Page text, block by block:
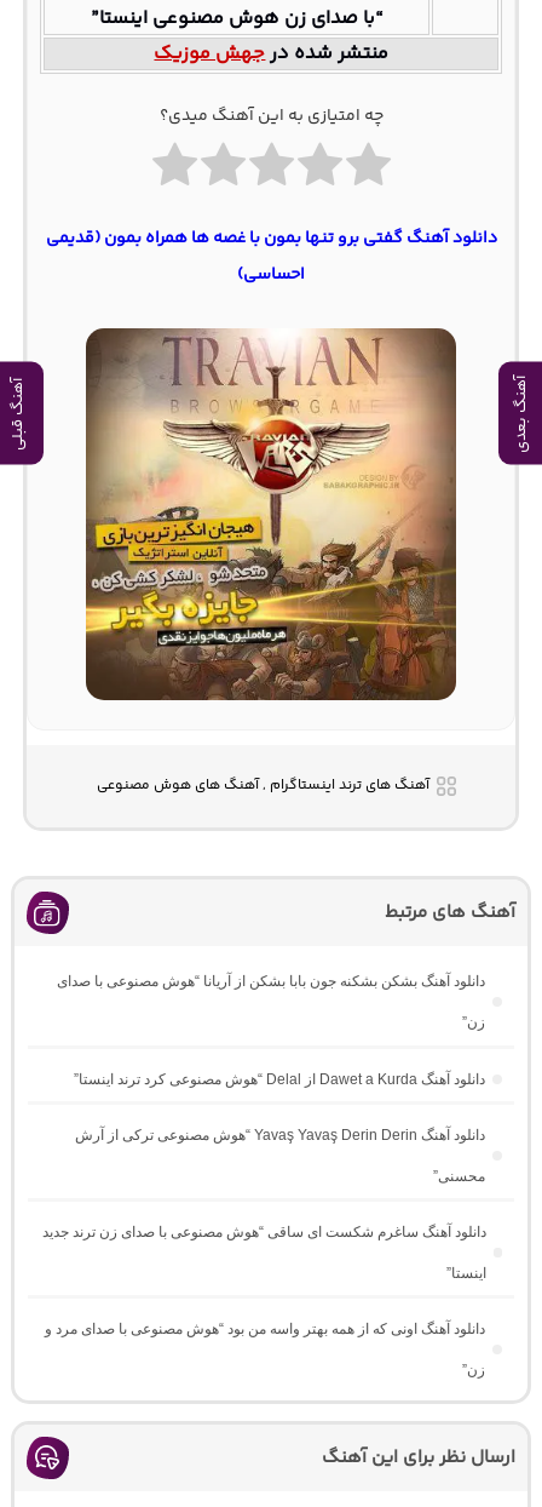
آهنگ بعدی آهنگ قبلی
“با صدای زن هوش مصنوعی اینستا”
منتشر شده درجهش موزیک
چه امتیازی به این آهنگ میدی؟
دانلود آهنگ گفتی برو تنها بمون با غصه ها همراه بمون (قدیمی
احساسی)
آهنگ های ترند اینستاگرام , آهنگ های هوش مصنوعی
آهنگ های مرتبط
دانلود آهنگ بشکن بشکنه جون بابا بشکن از آریانا “هوش مصنوعی با صدای
زن”
دانلود آهنگ Dawet a Kurda از Delal “هوش مصنوعی کرد ترند اینستا”
دانلود آهنگ Yavaş Yavaş Derin Derin “هوش مصنوعی ترکی از آرش
محسنی”
دانلود آهنگ ساغرم شکست ای ساقی “هوش مصنوعی با صدای زن ترند جدید
اینستا”
دانلود آهنگ اونی که از همه بهتر واسه من بود “هوش مصنوعی با صدای مرد و
زن”
ارسال نظر برای این آهنگ